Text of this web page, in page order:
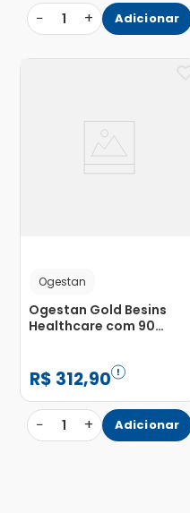
− 1 + Adicionar
Ogestan
Ogestan Gold Besins
Healthcare com 90
R$ 312,90
− 1 + Adicionar